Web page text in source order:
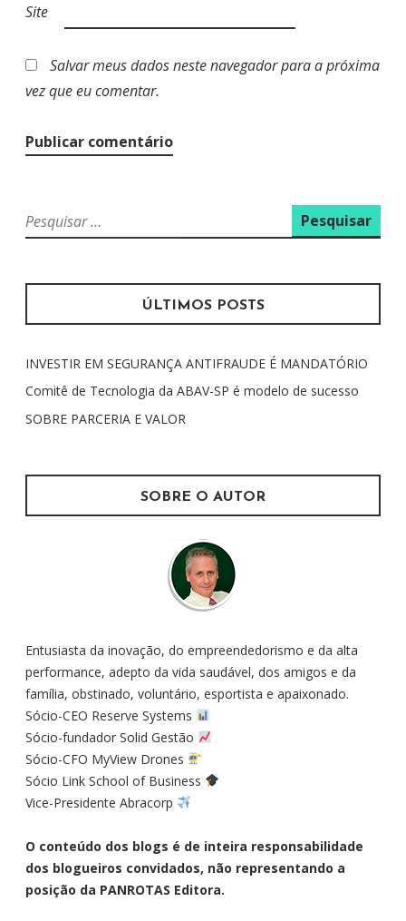
Site
Salvar meus dados neste navegador para a próxima
vez que eu comentar.
P
e
q
i
a
r
p
:
ÚLTIMOS POSTS
INVESTIR EM SEGURANÇA ANTIFRAUDE É MANDATÓRIO
Comitê de Tecnologia da ABAV-SP é modelo de sucesso
SOBRE PARCERIA E VALOR
SOBRE O AUTOR
Entusiasta da inovação, do empreendedorismo e da alta
performance, adepto da vida saudável, dos amigos e da
família, obstinado, voluntário, esportista e apaixonado.
Sócio-CEO Reserve Systems
Sócio-fundador Solid Gestão
Sócio-CFO MyView Drones
Sócio Link School of Business
Vice-Presidente Abracorp
O conteúdo dos blogs é de inteira responsabilidade
dos blogueiros convidados, não representando a
posição da PANROTAS Editora.